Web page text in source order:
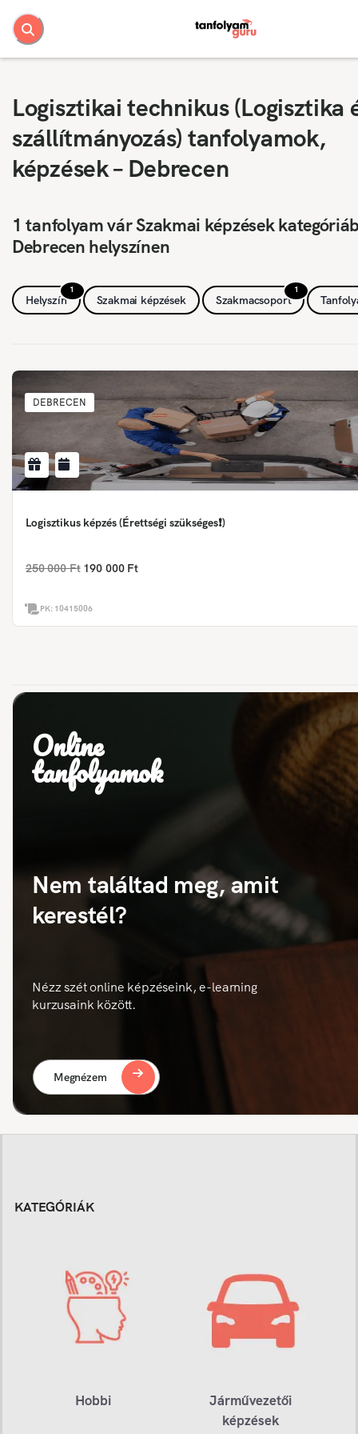
Logisztikai technikus (Logisztika
szállítmányozás) tanfolyamok,
képzések – Debrecen
1 tanfolyam vár Szakmai képzések
Debrecen helyszínen
1
Helyszín Szakmai képzések
1
Szakmacsoport
DEBRECEN
Logisztikus képzés (Érettségi szükséges❗)
250 000 Ft 190 000 Ft
PK: 10415006
Online
tanfolyamok
Nem találtad meg, amit
kerestél?
Nézz szét online képzéseink, e-learning
kurzusaink között.
Megnézem
KATEGÓRIÁK
Hobbi
Járművezetői
képzések